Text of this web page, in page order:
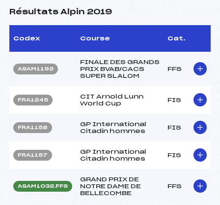
Résultats Alpin 2019
Codex Course Cat.
ASAM1192
FINALE DES GRANDS
PRIX BVAB/CACS
SUPER SLALOM
FFS
FRA1245
CIT Arnold Lunn
World Cup
FIS
FRA1158
GP International
Citadin hommes
FIS
FRA1157
GP International
Citadin hommes
FIS
ASAM1032.FFS
GRAND PRIX DE
NOTRE DAME DE
BELLECOMBE
FFS